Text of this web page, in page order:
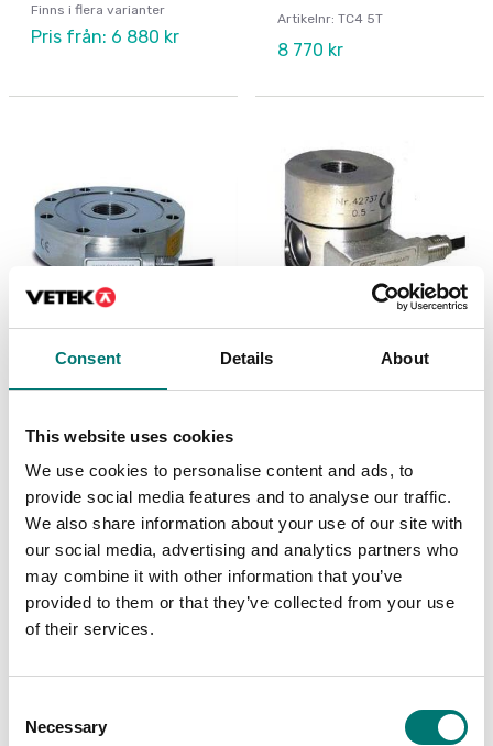
Consent Details About
This website uses cookies
We use cookies to personalise content and ads, to
provide social media features and to analyse our traffic.
We also share information about your use of our site with
our social media, advertising and analytics partners who
may combine it with other information that you’ve
provided to them or that they’ve collected from your use
of their services.
Selection
Necessary
Finns i flera varianter
Pris från: 6 880 kr
Artikelnr: TC4 5T
8 770 kr
Dynamometer
Dynamometer TC8 -
Pris från: 22 745 kr
Dynamometer TCE,
Pris från: 7 795 kr